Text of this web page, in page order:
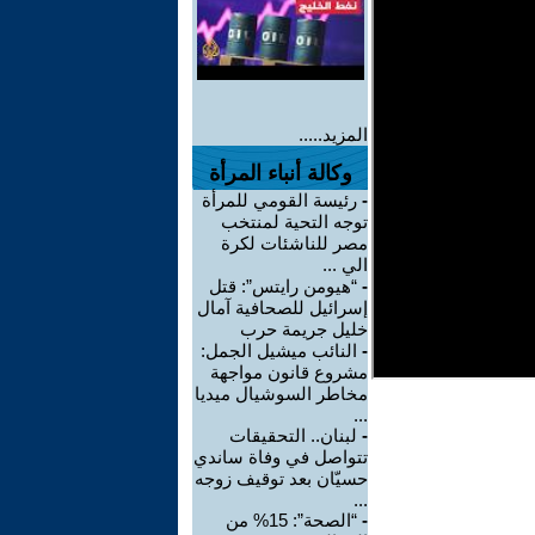
المزيد.....
وكالة أنباء المرأة
- رئيسة القومي للمرأة
توجه التحية لمنتخب
مصر للناشئات لكرة
الي ...
- “هيومن رايتس”: قتل
إسرائيل للصحافية آمال
خليل جريمة حرب
- النائب ميشيل الجمل:
مشروع قانون مواجهة
مخاطر السوشيال ميديا
...
- لبنان.. التحقيقات
تتواصل في وفاة ساندي
حسيّان بعد توقيف زوجه
...
-
“الصحة”: 15% من